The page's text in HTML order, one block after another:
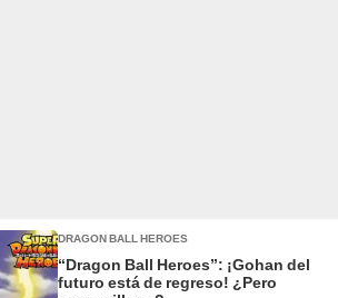
DRAGON BALL HEROES
“Dragon Ball Heroes”: ¡Gohan del
futuro está de regreso! ¿Pero